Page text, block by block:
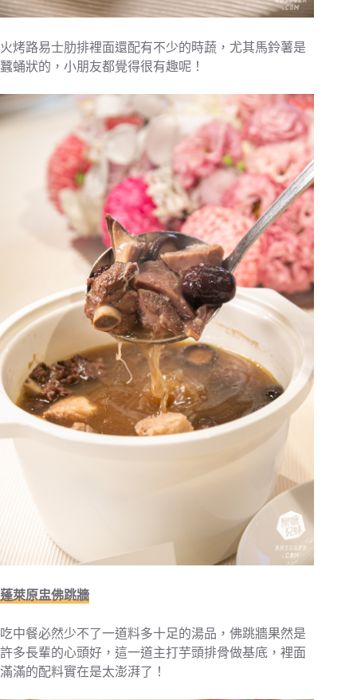
火烤路易士肋排裡面還配有不少的時蔬，尤其馬鈴薯是
蠶蛹狀的，小朋友都覺得很有趣呢！
蓬萊原盅佛跳牆
吃中餐必然少不了一道料多十足的湯品，佛跳牆果然是
許多長輩的心頭好，這一道主打芋頭排骨做基底，裡面
滿滿的配料實在是太澎湃了！